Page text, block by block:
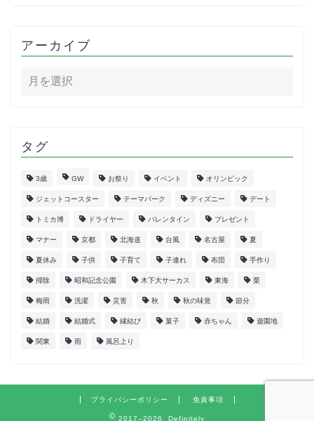
アーカイブ
タグ
3歳 GW お祭り イベント オリンピック
ジェットコースター テーマパーク ディズニー デート
トミカ博 ドライヤー バレンタイン プレゼント
マナー 京都 北海道 台風 名古屋 夏
夏休み 子供 子育て 子連れ 布団 手作り
掃除 昭和記念公園 木下大サーカス 東海 栗
梅雨 洗濯 災害 秋 秋の味覚 節分
結婚 結婚式 縁結び 菓子 赤ちゃん 遊園地
関東 雨 風呂上り
プライバシーポリシー 免責事項
2017–2026 Definitely